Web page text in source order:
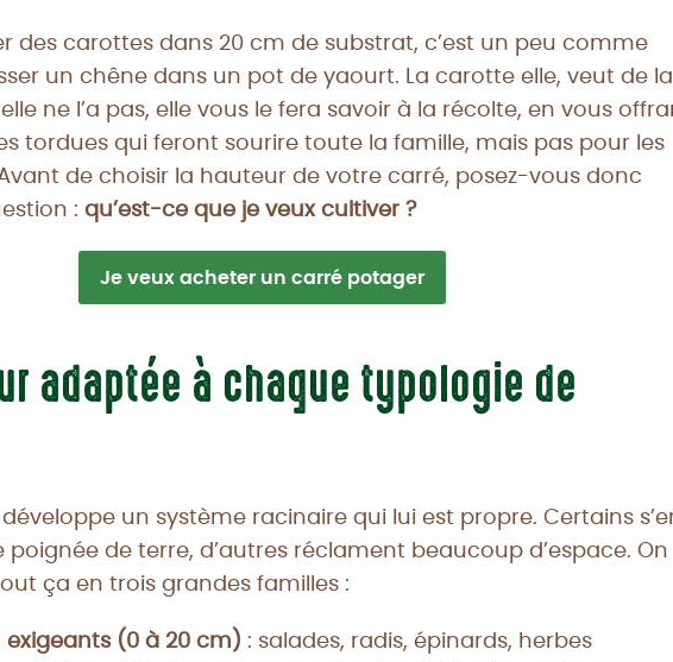
des carottes dans 20 cm de substrat, c’est un peu comme
un chêne dans un pot de yaourt. La carotte elle, veut de la
ne l’a pas, elle vous le fera savoir à la récolte, en vous
tordues qui feront sourire toute la famille, mais pas pour les
de choisir la hauteur de votre carré, posez-vous donc
: qu’est-ce que je veux cultiver ?
Je veux acheter un carré potager
adaptée à chaque typologie de
un système racinaire qui lui est propre. Certains
de terre, d’autres réclament beaucoup d’espace. On
ça en trois grandes familles :
exigeants (0 à 20 cm) : salades, radis, épinards, herbes